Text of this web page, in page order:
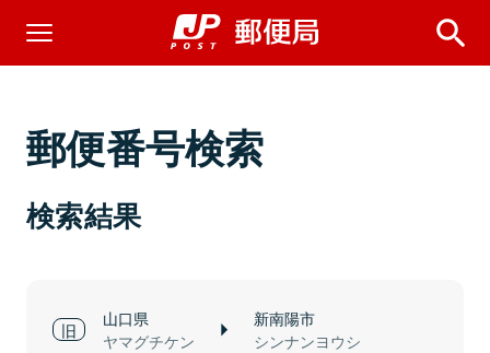
郵便番号検索
検索結果
山口県
ヤマグチケン
新南陽市
シンナンヨウシ